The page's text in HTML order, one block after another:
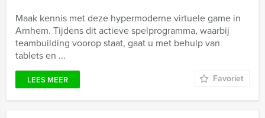
Maak kennis met deze hypermoderne virtuele game in
Arnhem. Tijdens dit actieve spelprogramma, waarbij
teambuilding voorop staat, gaat u met behulp van
tablets en ...
LEES MEER Favoriet